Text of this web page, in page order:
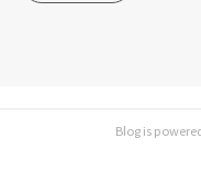
Blog is